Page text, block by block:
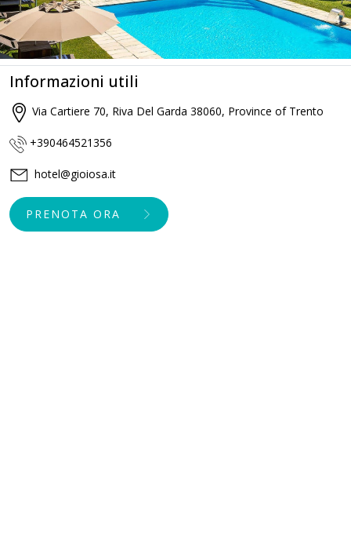
Informazioni utili
Via Cartiere 70, Riva Del Garda 38060, Province of Trento
+390464521356
hotel@gioiosa.it
PRENOTA ORA